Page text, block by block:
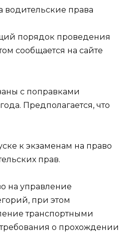
порядок проведения
сообщается на сайте
с поправками
Предполагается, что
к экзаменам на право
прав.
на управление
при этом
транспортными
о прохождении